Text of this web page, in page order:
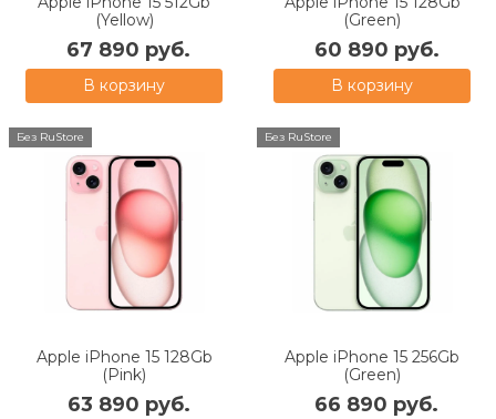
(Yellow)
67 890 руб.
В корзину
(Green)
60 890 руб.
В корзину
Без RuStore
Apple iPhone 15 128Gb
(Pink)
63 890 руб.
Без RuStore
Apple iPhone 15 256Gb
(Green)
66 890 руб.